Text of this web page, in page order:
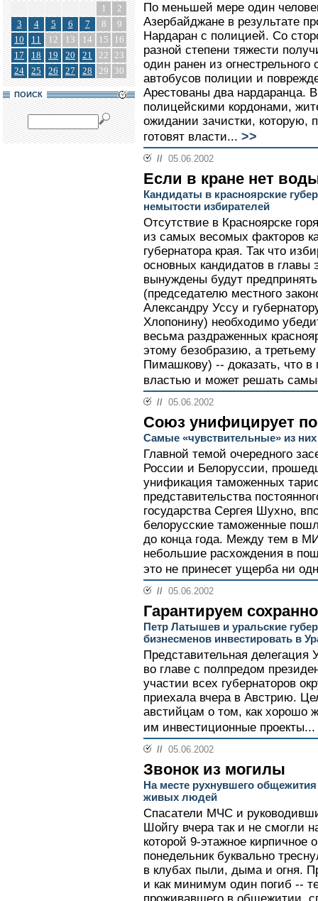
1
2
3
4 5 6 7 8
9
10
11 12 13 14 15
16
17
18 19 20 21 22 23
24
25 26 27 28 29 30
ПОИСК
По меньшей мере один
Азербайджане в результате
Нардаран с полицией. Со
разной степени тяжести
один ранен из
автобусов полиции и
Арестованы два нардаранца.
полицейскими кордонами,
ожидании зачистки,
готовят власти... >>
// 05.06.2002
Если в кране нет
Кандидаты в красноярские
немытости избирателей
Отсутствие в Красноярске
из самых весомых факторов
губернатора края. Так что
основных кандидатов в главы
вынуждены будут
(председателю местного
Александру Уссу и
Хлопонину) необходимо
весьма раздраженных
этому безобразию, а
Пимашкову) -- доказать, что в
властью и может решать
// 05.06.2002
Союз унифицирует
Самые «чувствительные» из
Главной темой очередного
России и Белоруссии,
унификация таможенных
представительства
государства Сергея Шухно,
белорусские таможенные
до конца года. Между тем в
небольшие расхождения в
это не принесет ущерба ни
// 05.06.2002
Гарантируем
Петр Латышев и уральские
бизнесменов инвестировать в
Представительная делегация
во главе с полпредом
участии всех губернаторов
приехала вчера в Австрию.
австийцам о том, как хорошо
им инвестиционные проекты...
// 05.06.2002
Звонок из могилы
На месте рухнувшего
живых людей
Спасатели МЧС и
Шойгу вчера так и не смогли
которой 9-этажное кирпичное
понедельник буквально
в клубах пыли, дыма и огня.
и как минимум один погиб --